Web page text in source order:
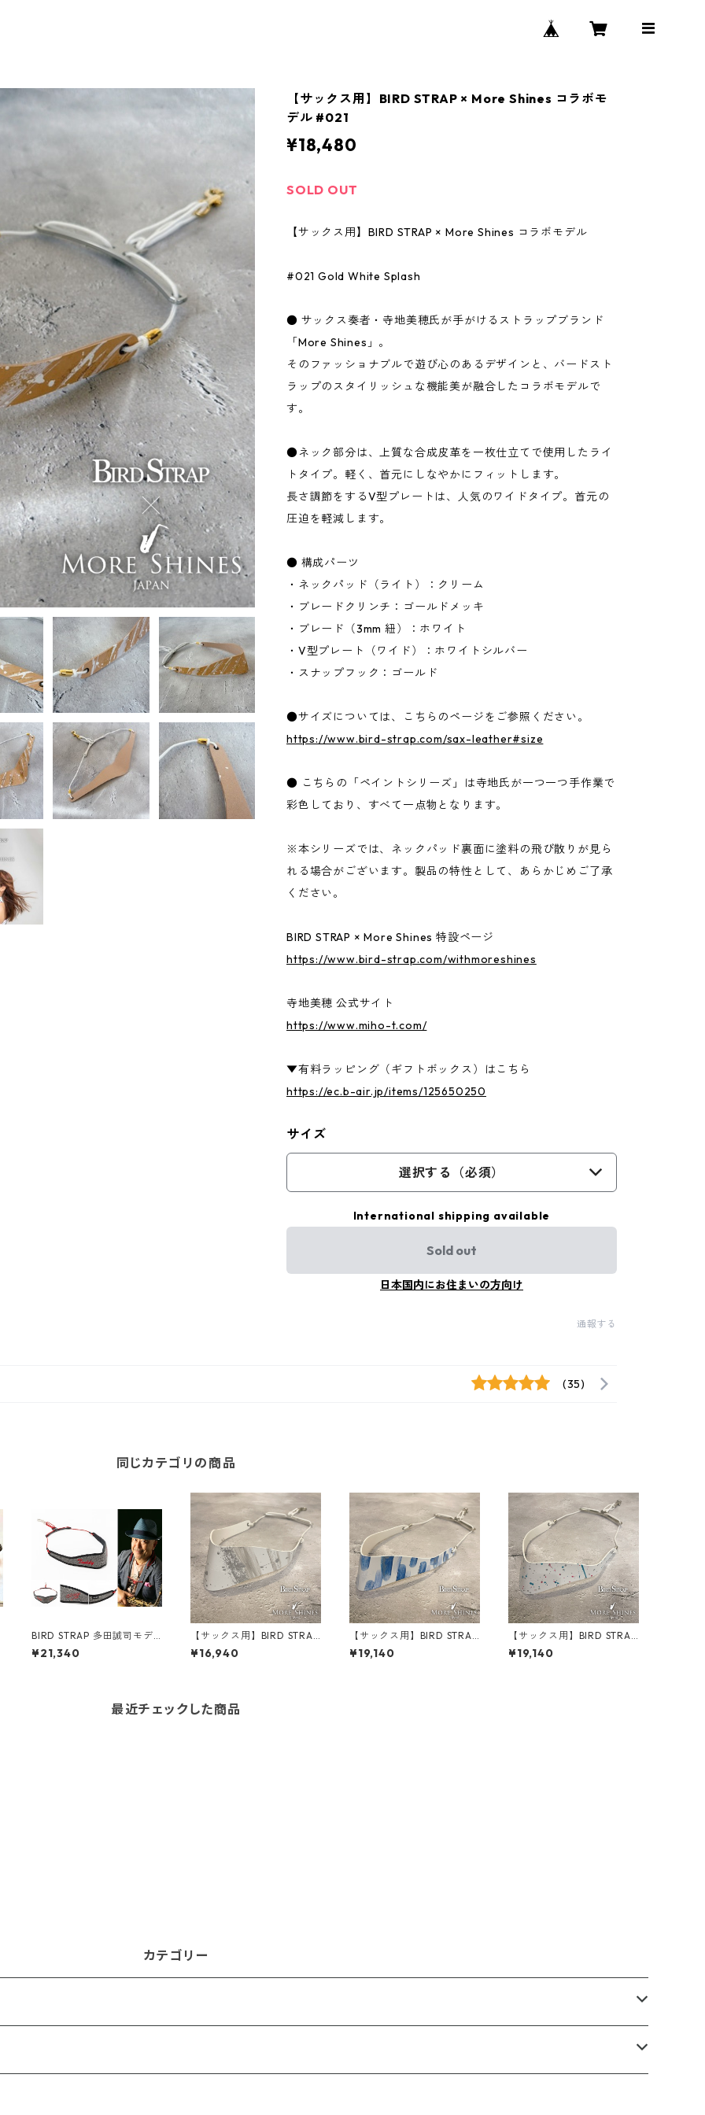
【サックス用】BIRD STRAP × More Shines コラボモ
デル #021
¥18,480
SOLD OUT
【サックス用】BIRD STRAP × More Shines コラボモデル
#021 Gold White Splash
● サックス奏者・寺地美穂氏が手がけるストラップブランド
「More Shines」。
そのファッショナブルで遊び心のあるデザインと、バードスト
ラップのスタイリッシュな機能美が融合したコラボモデルで
す。
●ネック部分は、上質な合成皮革を一枚仕立てで使用したライ
トタイプ。軽く、首元にしなやかにフィットします。
長さ調節をするV型プレートは、人気のワイドタイプ。首元の
圧迫を軽減します。
● 構成パーツ
・ネックパッド（ライト）：クリーム
・ブレードクリンチ：ゴールドメッキ
・ブレード（3mm 紐）：ホワイト
・V型プレート（ワイド）：ホワイトシルバー
・スナップフック：ゴールド
●サイズについては、こちらのページをご参照ください。
https://www.bird-strap.com/sax-leather#size
● こちらの「ペイントシリーズ」は寺地氏が一つ一つ手作業で
彩色しており、すべて一点物となります。
※本シリーズでは、ネックパッド裏面に塗料の飛び散りが見ら
れる場合がございます。製品の特性として、あらかじめご了承
ください。
BIRD STRAP × More Shines 特設ページ
https://www.bird-strap.com/withmoreshines
寺地美穂 公式サイト
https://www.miho-t.com/
▼有料ラッピング（ギフトボックス）はこちら
https://ec.b-air.jp/items/125650250
サイズ
選択する（必須）
International shipping available
Sold out
日本国内にお住まいの方向け
通報する
(35)
同じカテゴリの商品
BIRD STRAP 多田誠司モデ
ルⅡ
¥21,340
【サックス用】BIRD STRAP
× More Shines コラボモデ
ル #029
¥16,940
【サックス用】BIRD STRAP
× More Shines コラボモデ
ル #027
¥19,140
【サックス用】BIRD STRAP
× More Shines コラボモデ
ル #028
¥19,140
最近チェックした商品
カテゴリー